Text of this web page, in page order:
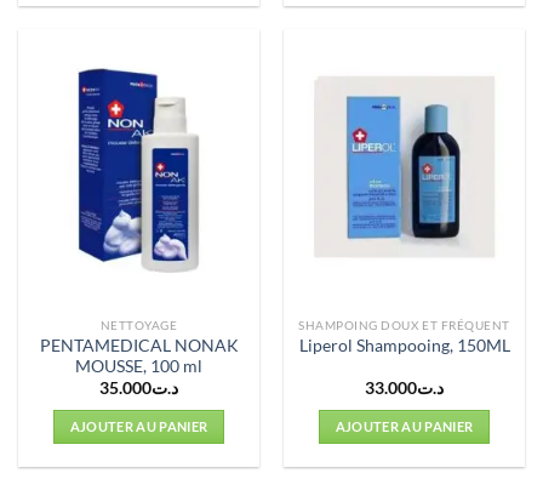
NETTOYAGE
PENTAMEDICAL NONAK
MOUSSE, 100 ml
د.ت35.000
AJOUTER AU PANIER
SHAMPOING DOUX ET FRÉQUENT
Liperol Shampooing, 150ML
د.ت33.000
AJOUTER AU PANIER